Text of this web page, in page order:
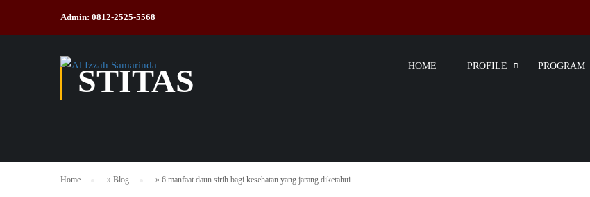
Admin: 0812-2525-5568
HOME PROFILE PROGRAM
STITAS
Home » Blog » 6 manfaat daun sirih bagi kesehatan yang jarang diketahui